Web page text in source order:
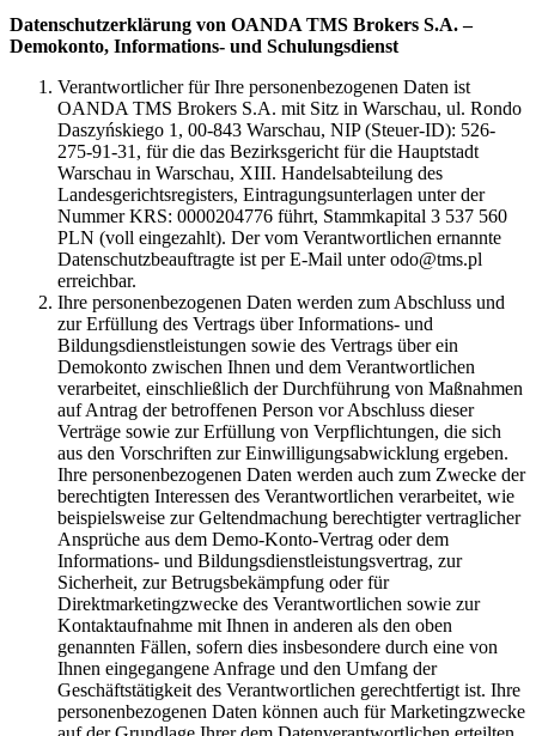
Datenschutzerklärung von OANDA TMS Brokers S.A. –
Demokonto, Informations- und Schulungsdienst
Verantwortlicher für Ihre personenbezogenen Daten ist
OANDA TMS Brokers S.A. mit Sitz in Warschau, ul. Rondo
Daszyńskiego 1, 00-843 Warschau, NIP (Steuer-ID): 526-
275-91-31, für die das Bezirksgericht für die Hauptstadt
Warschau in Warschau, XIII. Handelsabteilung des
Landesgerichtsregisters, Eintragungsunterlagen unter der
Nummer KRS: 0000204776 führt, Stammkapital 3 537 560
PLN (voll eingezahlt). Der vom Verantwortlichen ernannte
Datenschutzbeauftragte ist per E-Mail unter odo@tms.pl
erreichbar.
Ihre personenbezogenen Daten werden zum Abschluss und
zur Erfüllung des Vertrags über Informations- und
Bildungsdienstleistungen sowie des Vertrags über ein
Demokonto zwischen Ihnen und dem Verantwortlichen
verarbeitet, einschließlich der Durchführung von Maßnahmen
auf Antrag der betroffenen Person vor Abschluss dieser
Verträge sowie zur Erfüllung von Verpflichtungen, die sich
aus den Vorschriften zur Einwilligungsabwicklung ergeben.
Ihre personenbezogenen Daten werden auch zum Zwecke der
berechtigten Interessen des Verantwortlichen verarbeitet, wie
beispielsweise zur Geltendmachung berechtigter vertraglicher
Ansprüche aus dem Demo-Konto-Vertrag oder dem
Informations- und Bildungsdienstleistungsvertrag, zur
Sicherheit, zur Betrugsbekämpfung oder für
Direktmarketingzwecke des Verantwortlichen sowie zur
Kontaktaufnahme mit Ihnen in anderen als den oben
genannten Fällen, sofern dies insbesondere durch eine von
Ihnen eingegangene Anfrage und den Umfang der
Geschäftstätigkeit des Verantwortlichen gerechtfertigt ist. Ihre
personenbezogenen Daten können auch für Marketingzwecke